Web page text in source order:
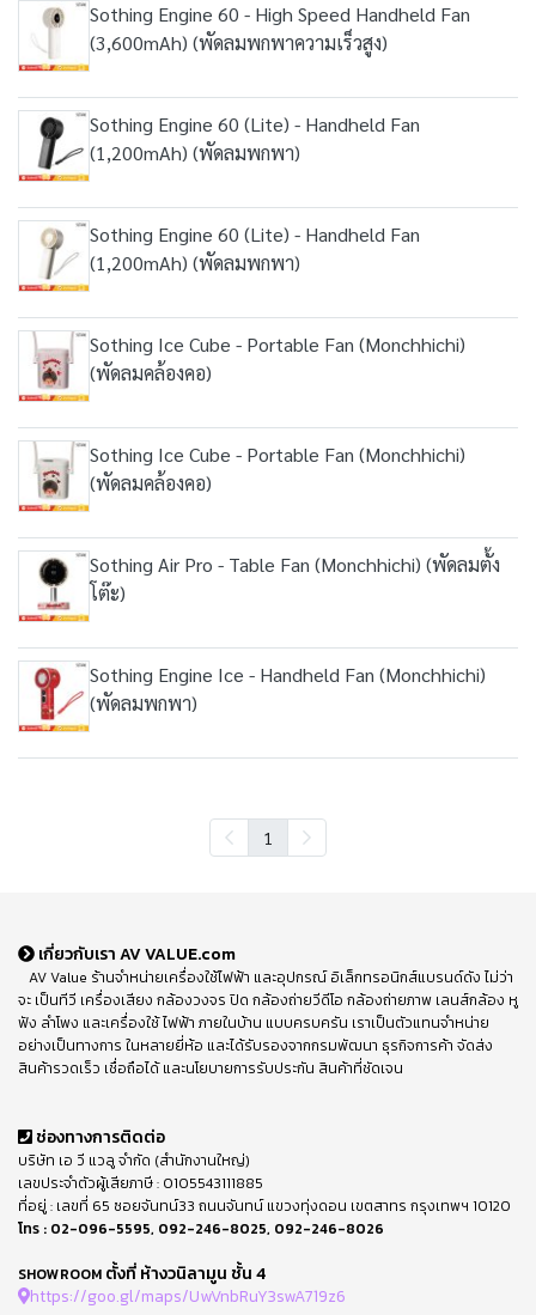
Sothing Engine 60 - High Speed Handheld Fan
(3,600mAh) (พัดลมพกพาความเร็วสูง)
Sothing Engine 60 (Lite) - Handheld Fan
(1,200mAh) (พัดลมพกพา)
Sothing Engine 60 (Lite) - Handheld Fan
(1,200mAh) (พัดลมพกพา)
Sothing Ice Cube - Portable Fan (Monchhichi)
(พัดลมคล้องคอ)
Sothing Ice Cube - Portable Fan (Monchhichi)
(พัดลมคล้องคอ)
Sothing Air Pro - Table Fan (Monchhichi) (พัดลมตั้ง
โต๊ะ)
Sothing Engine Ice - Handheld Fan (Monchhichi)
(พัดลมพกพา)
1
เกี่ยวกับเรา AV VALUE.com
AV Value ร้านจำหน่ายเครื่องใช้ไฟฟ้า และอุปกรณ์ อิเล็กทรอนิกส์แบรนด์ดัง ไม่ว่า
จะ เป็นทีวี เครื่องเสียง กล้องวงจร ปิด กล้องถ่ายวีดีโอ กล้องถ่ายภาพ เลนส์กล้อง หู
ฟัง ลำโพง และเครื่องใช้ ไฟฟ้า ภายในบ้าน แบบครบครัน เราเป็นตัวแทนจำหน่าย
อย่างเป็นทางการ ในหลายยี่ห้อ และได้รับรองจากกรมพัฒนา ธุรกิจการค้า จัดส่ง
สินค้ารวดเร็ว เชื่อถือได้ และนโยบายการรับประกัน สินค้าที่ชัดเจน
ช่องทางการติดต่อ
บริษัท เอ วี แวลู จำกัด (สำนักงานใหญ่)
เลขประจำตัวผู้เสียภาษี : 0105543111885
ที่อยู่ : เลขที่ 65 ซอยจันทน์33 ถนนจันทน์ แขวงทุ่งดอน เขตสาทร กรุงเทพฯ 10120
โทร : 02-096-5595, 092-246-8025, 092-246-8026
SHOWROOM ตั้งที่ ห้างวนิลามูน ชั้น 4
https://goo.gl/maps/UwVnbRuY3swA719z6